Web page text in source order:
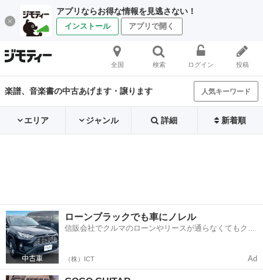
アプリならお得な情報を見逃さない！
インストール アプリで開く
全国 検索 ログイン 投稿
楽譜、音楽書の中古あげます・譲ります 人気キーワード
エリア ジャンル 詳細 新着順
ローンブラックでも車にノレル
信販会社でクルマのローンやリースが通らなくてもクル
（株）ICT Ad